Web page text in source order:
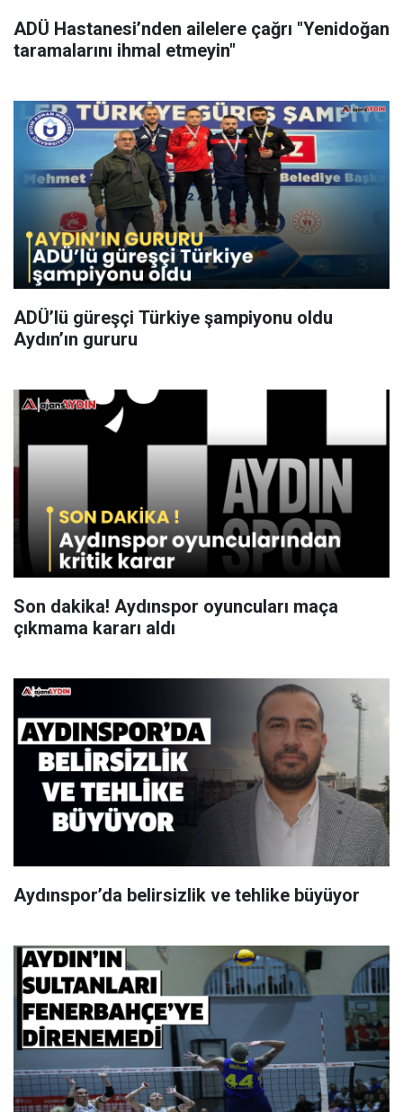
ADÜ Hastanesi’nden ailelere çağrı "Yenidoğan
taramalarını ihmal etmeyin"
ADÜ’lü güreşçi Türkiye şampiyonu oldu
Aydın’ın gururu
Son dakika! Aydınspor oyuncuları maça
çıkmama kararı aldı
Aydınspor’da belirsizlik ve tehlike büyüyor